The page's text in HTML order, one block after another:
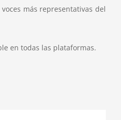
más representativas del
en todas las plataformas.